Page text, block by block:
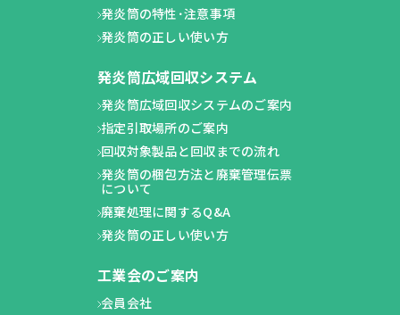
発炎筒の特性･注意事項
発炎筒の正しい使い方
発炎筒広域回収システム
発炎筒広域回収システムのご案内
指定引取場所のご案内
回収対象製品と回収までの流れ
発炎筒の梱包方法と廃棄管理伝票
について
廃棄処理に関するQ&A
発炎筒の正しい使い方
工業会のご案内
会員会社